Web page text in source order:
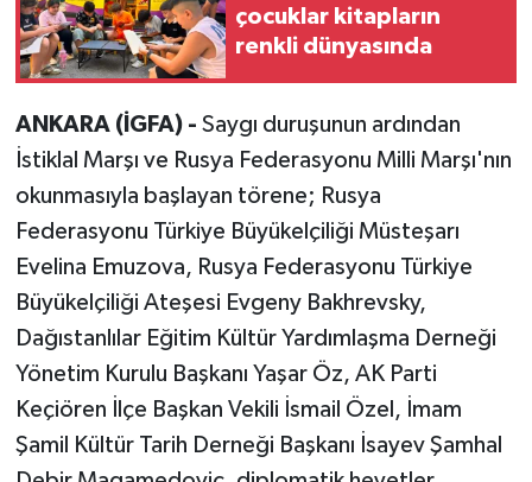
çocuklar kitapların
renkli dünyasında
ANKARA (İGFA) - Saygı duruşunun ardından
İstiklal Marşı ve Rusya Federasyonu Milli Marşı'nın
okunmasıyla başlayan törene; Rusya
Federasyonu Türkiye Büyükelçiliği Müsteşarı
Evelina Emuzova, Rusya Federasyonu Türkiye
Büyükelçiliği Ateşesi Evgeny Bakhrevsky,
Dağıstanlılar Eğitim Kültür Yardımlaşma Derneği
Yönetim Kurulu Başkanı Yaşar Öz, AK Parti
Keçiören İlçe Başkan Vekili İsmail Özel, İmam
Şamil Kültür Tarih Derneği Başkanı İsayev Şamhal